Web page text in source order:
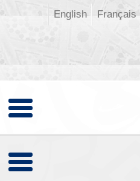
Français
English